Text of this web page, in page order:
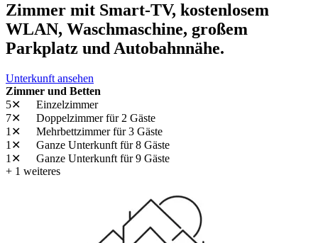
Zimmer mit Smart-TV, kostenlosem
WLAN, Waschmaschine, großem
Parkplatz und Autobahnnähe.
Unterkunft ansehen
Zimmer und Betten
5✕
Einzelzimmer
7✕
Doppelzimmerfür 2 Gäste
1✕
Mehrbettzimmerfür 3 Gäste
1✕
Ganze Unterkunft für 8 Gäste
1✕
Ganze Unterkunft für 9 Gäste
+ 1 weiteres